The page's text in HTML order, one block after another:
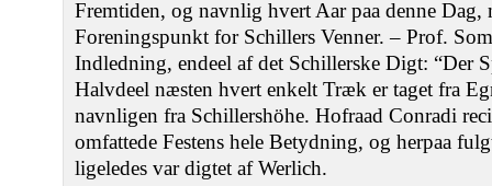
Fremtiden, og navnlig hvert Aar paa denne
Foreningspunkt for Schillers Venner. – Prof.
Indledning, endeel af det Schillerske Digt: “Der
Halvdeel næsten hvert enkelt Træk er taget fra
navnligen fra Schillershöhe. Hofraad Conradi
omfattede Festens hele Betydning, og herpaa
ligeledes var digtet af Werlich.